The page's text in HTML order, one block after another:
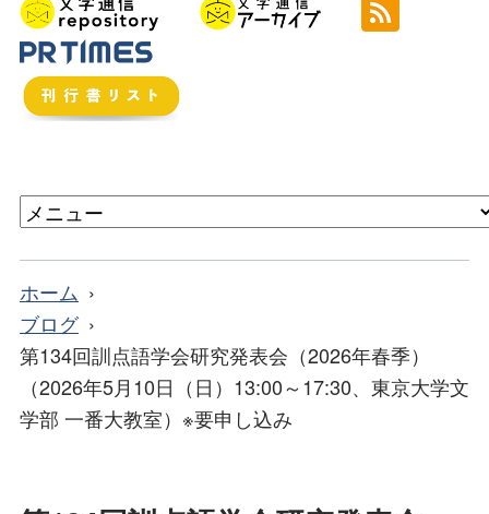
ホーム
ブログ
第134回訓点語学会研究発表会（2026年春季）
（2026年5月10日（日）13:00～17:30、東京大学文
学部 一番大教室）※要申し込み